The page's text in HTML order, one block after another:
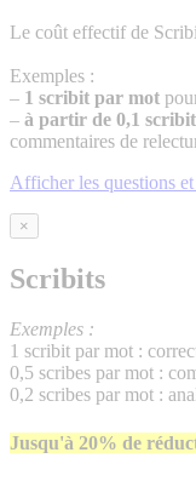
Le coût effectif de
Exemples :
– 1 scribit par mot
– à partir de 0,1
commentaires de
Afficher les questions
×
Scribits
Exemples :
1 scribit par mot :
0,5 scribes par mot :
0,2 scribes par mot :
Jusqu'à 20% de